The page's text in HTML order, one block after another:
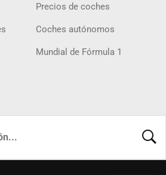
Precios de coches
Coches autónomos
Mundial de Fórmula 1